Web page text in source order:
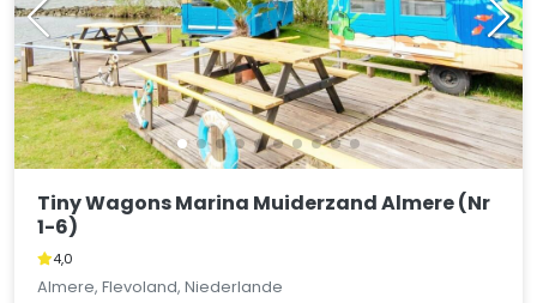
Tiny Wagons Marina Muiderzand Almere (Nr
1-6)
4,0
Almere, Flevoland, Niederlande